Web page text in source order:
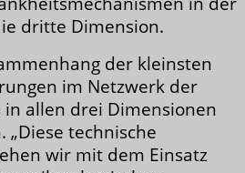
dritte Dimension.
der kleinsten
im Netzwerk der
in allen drei Dimensionen
technische
wir mit dem Einsatz